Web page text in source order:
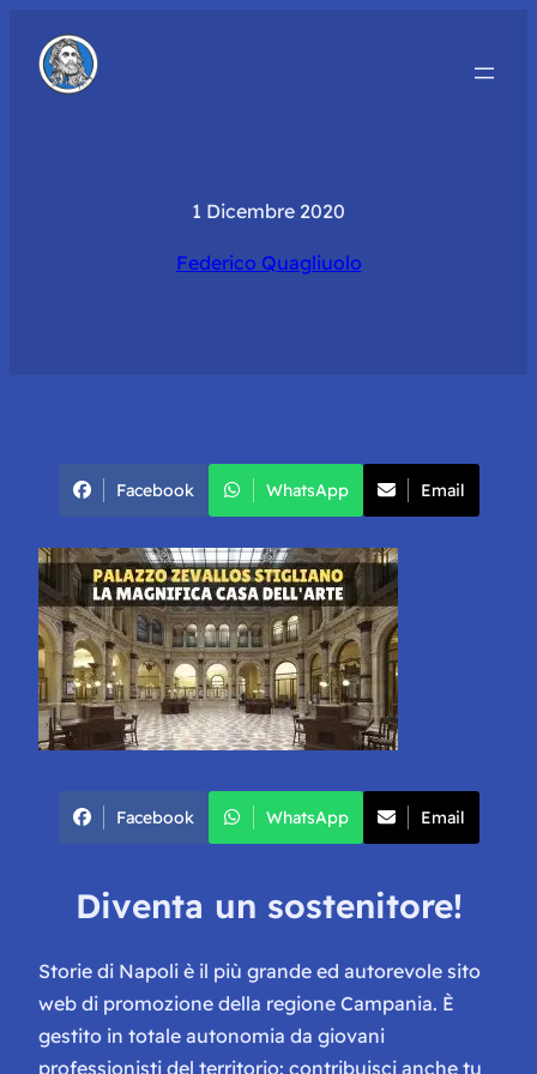
1 Dicembre 2020
Federico Quagliuolo
Facebook WhatsApp Email
Facebook WhatsApp Email
Diventa un sostenitore!
Storie di Napoli è il più grande ed autorevole sito
web di promozione della regione Campania. È
gestito in totale autonomia da giovani
professionisti del territorio: contribuisci anche tu